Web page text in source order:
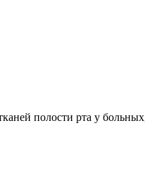
полости рта у